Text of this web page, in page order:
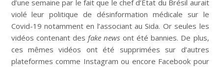
d’une semaine par le fait que le chef d’État du Brésil aurait
violé leur politique de désinformation médicale sur le
Covid-19 notamment en l’associant au Sida. Or seules les
vidéos contenant desfake news ont été bannies. De plus,
ces mêmes vidéos ont été supprimées sur d’autres
plateformes comme Instagram ou encore Facebook pour